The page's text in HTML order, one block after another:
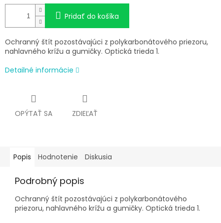
Pridať do košíka
Ochranný štít pozostávajúci z polykarbonátového priezoru,
nahlavného krížu a gumičky. Optická trieda 1.
Detailné informácie
OPÝTAŤ SA ZDIEĽAŤ
Popis Hodnotenie Diskusia
Podrobný popis
Ochranný štít pozostávajúci z polykarbonátového
priezoru, nahlavného krížu a gumičky. Optická trieda 1.